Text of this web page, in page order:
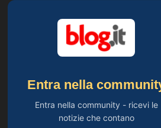
Entra nella
Entra nella community - ricevi le
notizie che contano